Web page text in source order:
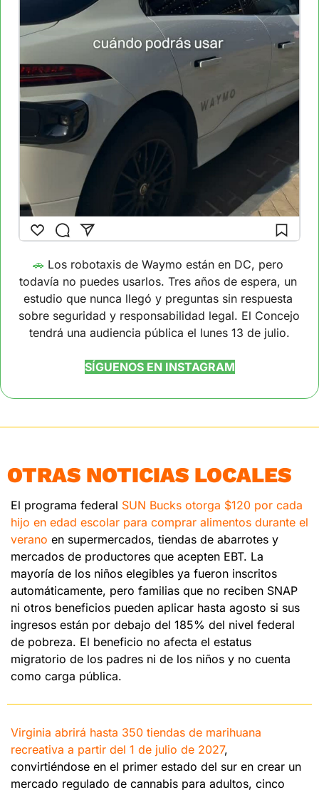
🚗 Los robotaxis de Waymo están en DC, pero
todavía no puedes usarlos. Tres años de espera, un
estudio que nunca llegó y preguntas sin respuesta
sobre seguridad y responsabilidad legal. El Concejo
tendrá una audiencia pública el lunes 13 de julio.
SÍGUENOS EN INSTAGRAM
OTRAS NOTICIAS LOCALES
El programa federal SUN Bucks otorga $120 por cada
hijo en edad escolar para comprar alimentos durante el
verano en supermercados, tiendas de abarrotes y
mercados de productores que acepten EBT. La
mayoría de los niños elegibles ya fueron inscritos
automáticamente, pero familias que no reciben SNAP
ni otros beneficios pueden aplicar hasta agosto si sus
ingresos están por debajo del 185% del nivel federal
de pobreza. El beneficio no afecta el estatus
migratorio de los padres ni de los niños y no cuenta
como carga pública.
Virginia abrirá hasta 350 tiendas de marihuana
recreativa a partir del 1 de julio de 2027,
convirtiéndose en el primer estado del sur en crear un
mercado regulado de cannabis para adultos, cinco